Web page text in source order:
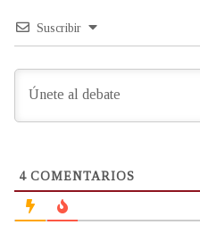
Suscribir
4COMENTARIOS